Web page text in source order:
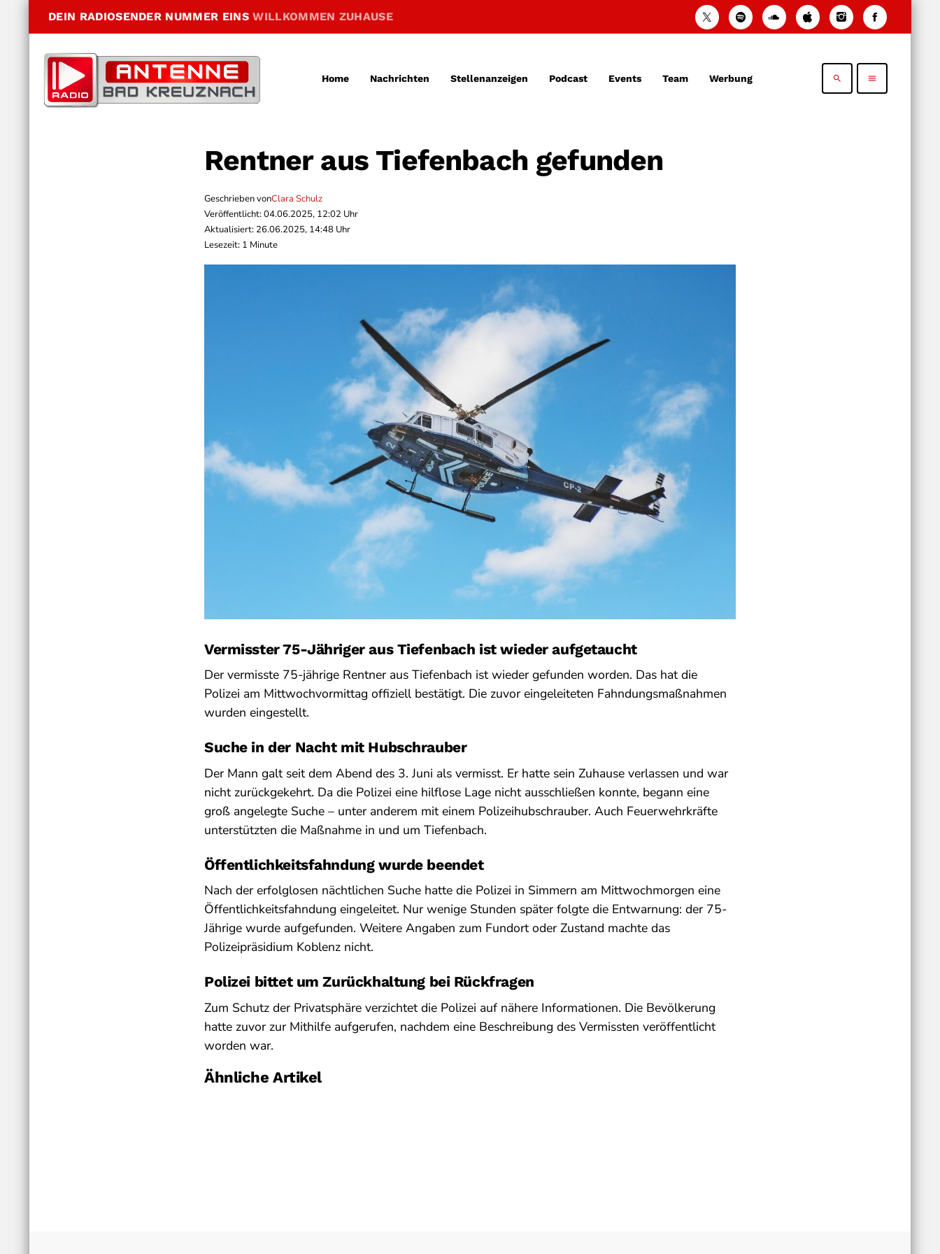
DEIN RADIOSENDER NUMMER EINSWILLKOMMEN ZUHAUSE
Home Nachrichten Stellenanzeigen Podcast Events Team Werbung search menu
Rentner aus Tiefenbach gefunden
Geschrieben vonClara Schulz
Veröffentlicht: 04.06.2025, 12:02 Uhr
Aktualisiert: 26.06.2025, 14:48 Uhr
Lesezeit: 1 Minute
Vermisster 75-Jähriger aus Tiefenbach ist wieder aufgetaucht
Der vermisste 75-jährige Rentner aus Tiefenbach ist wieder gefunden worden. Das hat die
Polizei am Mittwochvormittag offiziell bestätigt. Die zuvor eingeleiteten Fahndungsmaßnahmen
wurden eingestellt.
Suche in der Nacht mit Hubschrauber
Der Mann galt seit dem Abend des 3. Juni als vermisst. Er hatte sein Zuhause verlassen und war
nicht zurückgekehrt. Da die Polizei eine hilflose Lage nicht ausschließen konnte, begann eine
groß angelegte Suche – unter anderem mit einem Polizeihubschrauber. Auch Feuerwehrkräfte
unterstützten die Maßnahme in und um Tiefenbach.
Öffentlichkeitsfahndung wurde beendet
Nach der erfolglosen nächtlichen Suche hatte die Polizei in Simmern am Mittwochmorgen eine
Öffentlichkeitsfahndung eingeleitet. Nur wenige Stunden später folgte die Entwarnung: der 75-
Jährige wurde aufgefunden. Weitere Angaben zum Fundort oder Zustand machte das
Polizeipräsidium Koblenz nicht.
Polizei bittet um Zurückhaltung bei Rückfragen
Zum Schutz der Privatsphäre verzichtet die Polizei auf nähere Informationen. Die Bevölkerung
hatte zuvor zur Mithilfe aufgerufen, nachdem eine Beschreibung des Vermissten veröffentlicht
worden war.
Ähnliche Artikel